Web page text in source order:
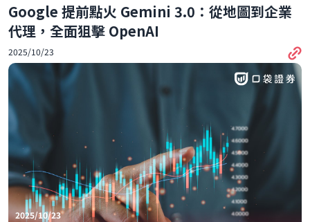
Google 提前點火 Gemini 3.0：從地圖到企業
代理，全面狙擊 OpenAI
2025/10/23
2025/10/23